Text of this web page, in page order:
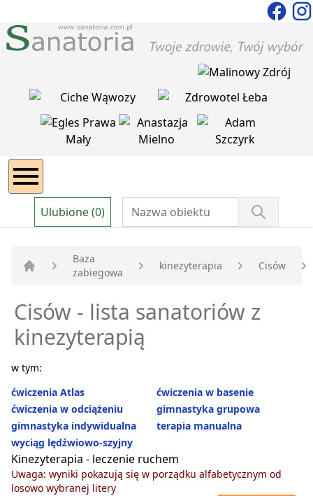
Ulubione (0)
Strona główna
Baza
zabiegowa
kinezyterapia Cisów
Cisów - lista sanatoriów z
kinezyterapią
w tym:
ćwiczenia Atlas
ćwiczenia w basenie
ćwiczenia w odciążeniu
gimnastyka grupowa
gimnastyka indywidualna
terapia manualna
wyciąg lędźwiowo-szyjny
Kinezyterapia - leczenie ruchem
Uwaga: wyniki pokazują się w porządku alfabetycznym od
losowo wybranej litery